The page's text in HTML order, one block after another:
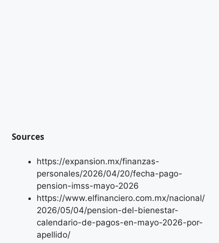
Sources
https://expansion.mx/finanzas-
personales/2026/04/20/fecha-pago-
pension-imss-mayo-2026
https://www.elfinanciero.com.mx/nacional/
2026/05/04/pension-del-bienestar-
calendario-de-pagos-en-mayo-2026-por-
apellido/